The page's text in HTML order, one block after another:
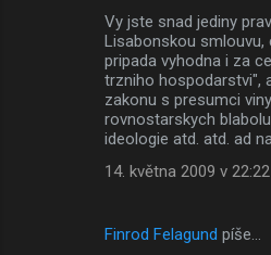
Vy jste snad jediny
Lisabonskou
pripada vyhodna i za
trzniho hospodarstvi",
zakonu s presumci
rovnostarskych
ideologie atd. atd. ad
14. května 2009 v 22:22
Finrod Felagund píše…